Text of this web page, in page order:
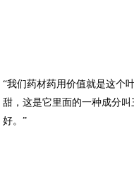
“我们药材药用价值就是这个
甜，这是它里面的一种成分
好。”